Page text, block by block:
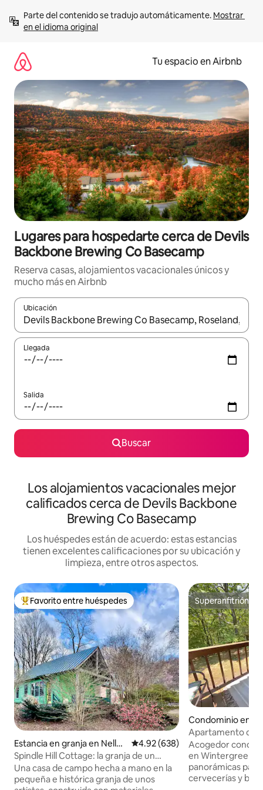
contenido
Parte del contenido se tradujo automáticamente. Mostrar
en el idioma original
Tu espacio en Airbnb
Lugares para hospedarte cerca de Devils
Backbone Brewing Co Basecamp
Reserva casas, alojamientos vacacionales únicos y
mucho más en Airbnb
Ubicación
Cuando los resultados estén disponibles, podrás navegar
Llegada
Salida
Buscar
Los alojamientos vacacionales mejor
calificados cerca de Devils Backbone
Brewing Co Basecamp
Los huéspedes están de acuerdo: estas estancias
tienen excelentes calificaciones por su ubicación y
limpieza, entre otros aspectos.
De los mejores en Favorito entre huéspedes
Favorito entre huéspedes
Estancia en granja en Nellys
ford
Calificación promedio: 4.92 de
4.92 (638)
Spindle Hill Cottage: la granja de un
artista, jacuzzi
Una casa de campo hecha a mano en la
pequeña e histórica granja de unos
Superanfitrión
Superanfitrión
Condominio en
n Resort
Apartamento de
rutas de
piscina
Acogedor
en Wintergreen 🌳 🌄 Cerca
panorámicas
cervecerías y